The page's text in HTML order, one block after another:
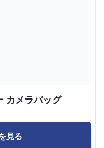
カメラバッグ
見る